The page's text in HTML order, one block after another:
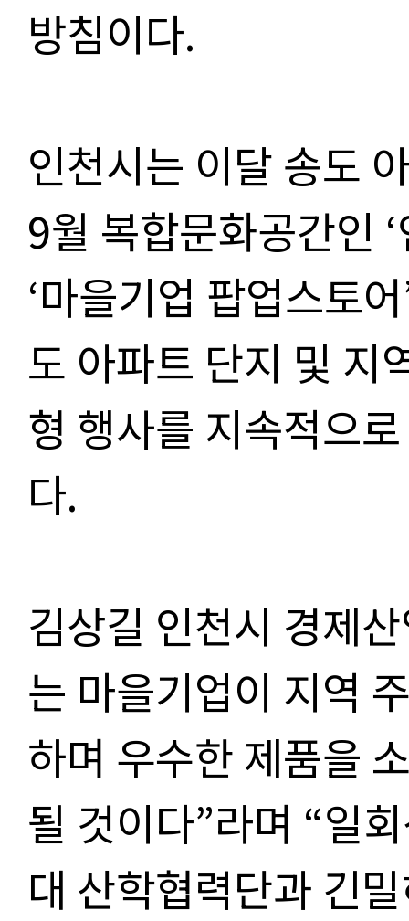
방침이다.
인천시는 이달 송도
9월 복합문화공간인 ‘
‘마을기업 팝업스토어
도 아파트 단지 및 지
형 행사를 지속적으
다.
김상길 인천시 경제
는 마을기업이 지역
하며 우수한 제품을
될 것이다”라며 “일
대 산학협력단과 긴